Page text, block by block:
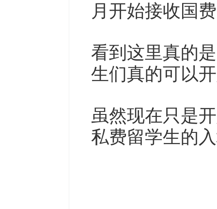
月开始接收国
看到这里真的
生们真的可以
虽然现在只是
私费留学生的